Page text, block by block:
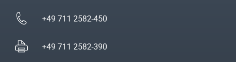
+49 711 2582-450
+49 711 2582-390